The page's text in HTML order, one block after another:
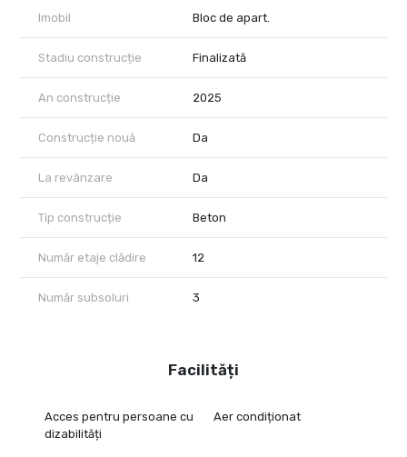
Imobil Bloc de apart.
Stadiu construcție Finalizată
An construcție 2025
Construcție nouă Da
La revânzare Da
Tip construcție Beton
Număr etaje clădire 12
Număr subsoluri 3
Facilități
Acces pentru persoane cu
dizabilități
Aer condiționat